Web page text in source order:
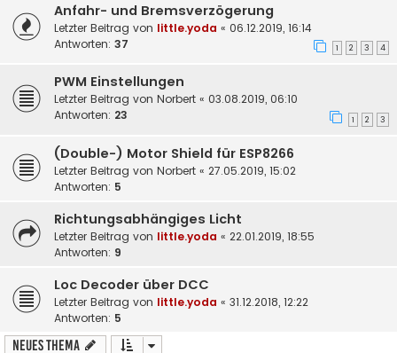
Anfahr- und Bremsverzögerung
Letzter Beitrag von little.yoda « 06.12.2019, 16:14
Antworten: 37 1 2 3 4
PWM Einstellungen
Letzter Beitrag von Norbert « 03.08.2019, 06:10
Antworten: 23 1 2 3
(Double-) Motor Shield für ESP8266
Letzter Beitrag von Norbert « 27.05.2019, 15:02
Antworten: 5
Richtungsabhängiges Licht
Letzter Beitrag von little.yoda « 22.01.2019, 18:55
Antworten: 9
Loc Decoder über DCC
Letzter Beitrag von little.yoda « 31.12.2018, 12:22
Antworten: 5
Neues Thema